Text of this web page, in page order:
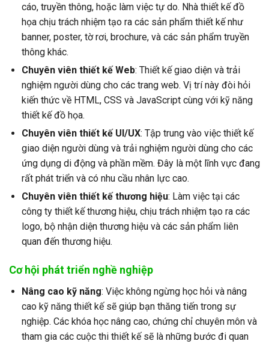
cáo, truyền thông, hoặc làm việc tự do. Nhà thiết kế đồ
họa chịu trách nhiệm tạo ra các sản phẩm thiết kế như
banner, poster, tờ rơi, brochure, và các sản phẩm truyền
thông khác.
Chuyên viên thiết kế Web: Thiết kế giao diện và trải
nghiệm người dùng cho các trang web. Vị trí này đòi hỏi
kiến thức về HTML, CSS và JavaScript cùng với kỹ năng
thiết kế đồ họa.
Chuyên viên thiết kế UI/UX: Tập trung vào việc thiết kế
giao diện người dùng và trải nghiệm người dùng cho các
ứng dụng di động và phần mềm. Đây là một lĩnh vực đang
rất phát triển và có nhu cầu nhân lực cao.
Chuyên viên thiết kế thương hiệu: Làm việc tại các
công ty thiết kế thương hiệu, chịu trách nhiệm tạo ra các
logo, bộ nhận diện thương hiệu và các sản phẩm liên
quan đến thương hiệu.
Cơ hội phát triển nghề nghiệp
Nâng cao kỹ năng: Việc không ngừng học hỏi và nâng
cao kỹ năng thiết kế sẽ giúp bạn thăng tiến trong sự
nghiệp. Các khóa học nâng cao, chứng chỉ chuyên môn và
tham gia các cuộc thi thiết kế sẽ là những bước đi quan